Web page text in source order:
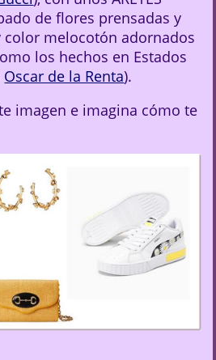
de flores prensadas y
color melocotón adornados
los hechos en Estados
Oscar de la Renta).
imagen e imagina cómo te